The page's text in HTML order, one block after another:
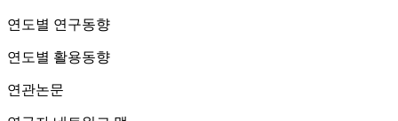
연도별 연구동향
연도별 활용동향
연관논문